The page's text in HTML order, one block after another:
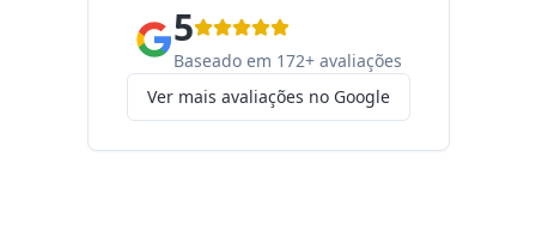
5
Baseado em 172+ avaliações
Ver mais avaliações no Google